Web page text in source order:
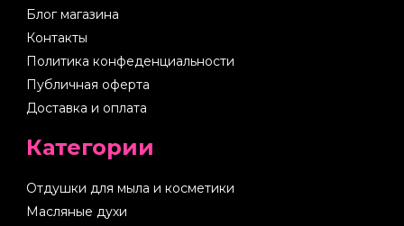
Блог магазина
Контакты
Политика конфеденциальности
Публичная оферта
Доставка и оплата
Категории
Отдушки для мыла и косметики
Масляные духи